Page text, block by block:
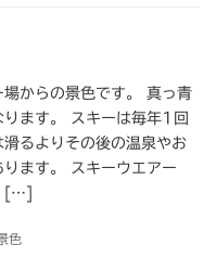
からの景色です。 真っ青
ます。 スキーは毎年1回
るよりその後の温泉やお
ます。 スキーウエアー
[…]
色